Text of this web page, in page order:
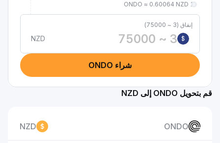
1 ONDO ≈ 0.60064 NZD
إنفاق (3 ~ 75000)
$
NZD
شراء ONDO
قم بتحويل ONDO إلى NZD
ONDO
NZD